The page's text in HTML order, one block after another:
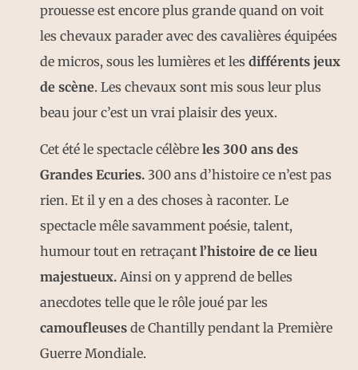
prouesse est encore plus grande quand on voit
les chevaux parader avec des cavalières équipées
de micros, sous les lumières et les différents jeux
de scène. Les chevaux sont mis sous leur plus
beau jour c’est un vrai plaisir des yeux.
Cet été le spectacle célèbre les 300 ans des
Grandes Ecuries. 300 ans d’histoire ce n’est pas
rien. Et il y en a des choses à raconter. Le
spectacle mêle savamment poésie, talent,
humour tout en retraçant l’histoire de ce lieu
majestueux. Ainsi on y apprend de belles
anecdotes telle que le rôle joué par les
camoufleuses de Chantilly pendant la Première
Guerre Mondiale.